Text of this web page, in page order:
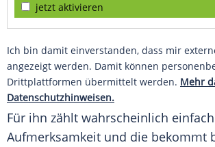
jetzt aktivieren
Ich bin damit einverstanden, dass mir
angezeigt werden. Damit können
Drittplattformen übermittelt werden. Mehr
Datenschutzhinweisen.
Für ihn zählt wahrscheinlich
Aufmerksamkeit und die bekommt